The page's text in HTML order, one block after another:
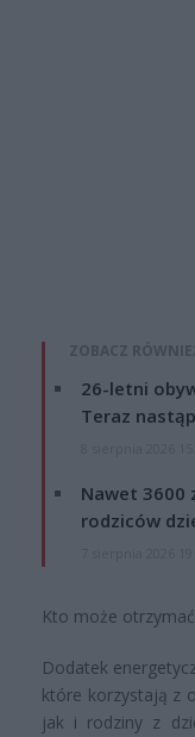
ZOBACZ
26-letni
Teraz
Nawet 3600
rodziców
Kto może
Dodatek
które korzystają z
jak i rodziny z